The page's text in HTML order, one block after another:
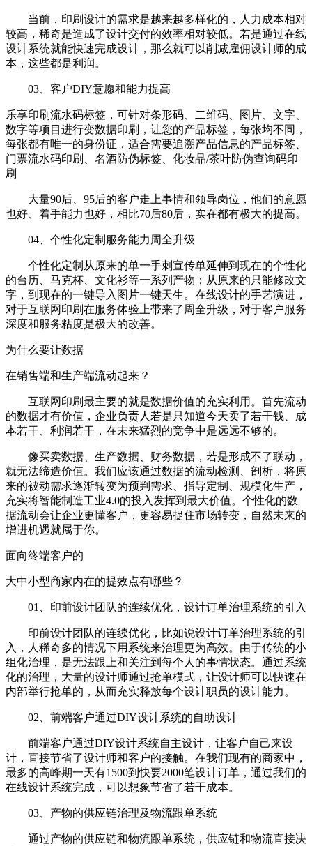
当前，印刷设计的需求是越来越多样化的，人力成本相对
较高，稀奇是造成了设计交付的效率相对较低。若是通过在线
设计系统就能快速完成设计，那么就可以削减雇佣设计师的成
本，这些都是利润。
03、客户DIY意愿和能力提高
乐享印刷流水码标签，可针对条形码、二维码、图片、文字、
数字等项目进行变数据印刷，让您的产品标签，每张均不同，
每张都有唯一的身份证，适合需要追溯产品信息的产品标签、
门票流水码印刷、名酒防伪标签、化妆品/茶叶防伪查询码印
刷
大量90后、95后的客户走上事情和领导岗位，他们的意愿
也好、着手能力也好，相比70后80后，实在都有极大的提高。
04、个性化定制服务能力周全升级
个性化定制从原来的单一手刺宣传单延伸到现在的个性化
的台历、马克杯、文化衫等一系列产物；从原来的只能修改文
字，到现在的一键导入图片一键天生。在线设计的手艺演进，
对于互联网印刷在服务体验上带来了周全升级，对于客户服务
深度和服务粘度是极大的改善。
为什么要让数据
在销售端和生产端流动起来？
互联网印刷最主要的就是数据价值的充实利用。首先流动
的数据才有价值，企业负责人若是只知道今天卖了若干钱、成
本若干、利润若干，在未来猛烈的竞争中是远远不够的。
像买卖数据、生产数据、财务数据，若是形成不了联动，
就无法缔造价值。我们应该通过数据的流动检测、剖析，将原
来的被动需求逐渐转变为预判需求、指导定制、规模化生产，
充实将智能制造工业4.0的投入发挥到最大价值。个性化的数
据流动会让企业更懂客户，更容易捉住市场转变，自然未来的
增进机遇就属于你。
面向终端客户的
大中小型商家内在的提效点有哪些？
01、印前设计团队的连续优化，设计订单治理系统的引入
印前设计团队的连续优化，比如说设计订单治理系统的引
入，人稀奇多的情况下用系统来治理更为高效。由于传统的小
组化治理，是无法跟上和关注到每个人的事情状态。通过系统
化的治理，大量的设计师通过抢单模式，让设计师可以快速在
内部举行抢单的，从而充实释放每个设计职员的设计能力。
02、前端客户通过DIY设计系统的自助设计
前端客户通过DIY设计系统自主设计，让客户自己来设
计，直接节省了设计师和客户的接触。在我们现有的商家中，
最多的高峰期一天有1500到快要2000笔设计订单，通过我们的
在线设计系统完成，可以想象节省了若干成本。
03、产物的供应链治理及物流跟单系统
通过产物的供应链和物流跟单系统，供应链和物流直接决